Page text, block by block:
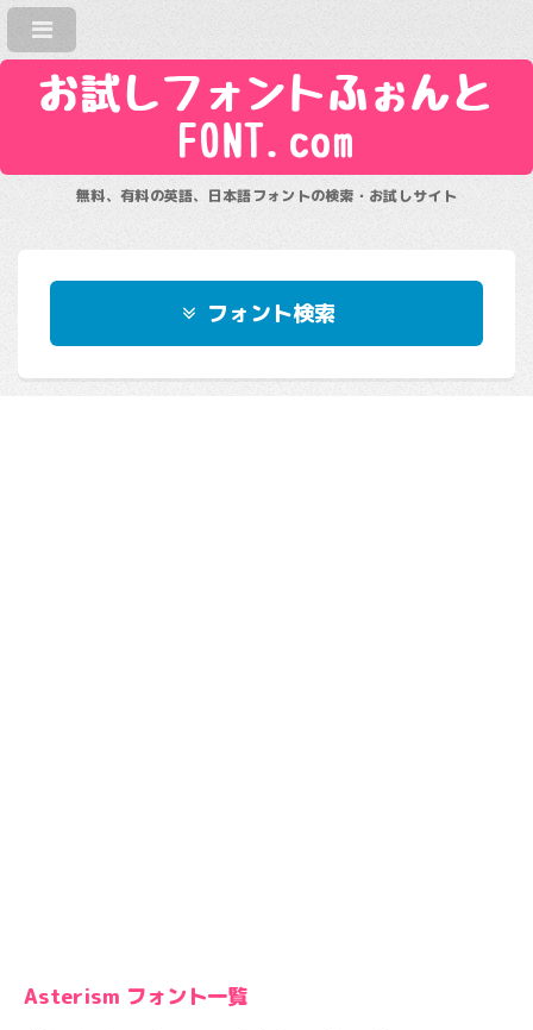
お試しフォントふぉんと
FONT.com
無料、有料の英語、日本語フォントの検索・お試しサイト
フォント検索
Asterism フォント一覧